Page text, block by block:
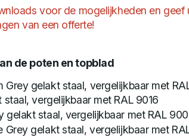
voor de mogelijkheden en geef
van een offerte!
de poten en topblad
Grey gelakt staal, vergelijkbaar met
vergelijkbaar met RAL 9016
gelakt staal, vergelijkbaar met RAL
Grey gelakt staal, vergelijkbaar met